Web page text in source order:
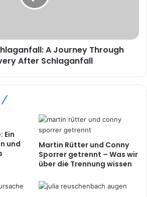
A Journey Through
After Schlaganfall
Ein
und
Martin Rütter und Conny
Sporrer getrennt – Was wir
über die Trennung wissen